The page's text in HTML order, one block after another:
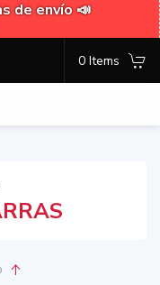
de envío 📣
0 Items